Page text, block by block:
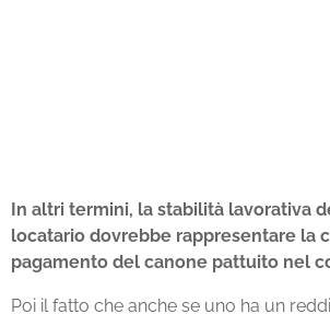
In altri termini, la stabilità lavorativa
locatario dovrebbe rappresentare la
pagamento del canone pattuito nel
Poi il fatto che anche se uno ha un